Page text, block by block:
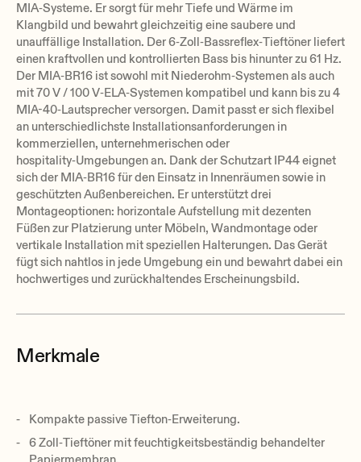
MIA‑Systeme. Er sorgt für mehr Tiefe und Wärme im
Klangbild und bewahrt gleichzeitig eine saubere und
unauffällige Installation. Der 6‑Zoll‑Bassreflex‑Tieftöner liefert
einen kraftvollen und kontrollierten Bass bis hinunter zu 61 Hz.
Der MIA‑BR16 ist sowohl mit Niederohm‑Systemen als auch
mit 70 V / 100 V‑ELA‑Systemen kompatibel und kann bis zu 4
MIA-40‑Lautsprecher versorgen. Damit passt er sich flexibel
an unterschiedlichste Installationsanforderungen in
kommerziellen, unternehmerischen oder
hospitality‑Umgebungen an. Dank der Schutzart IP44 eignet
sich der MIA‑BR16 für den Einsatz in Innenräumen sowie in
geschützten Außenbereichen. Er unterstützt drei
Montageoptionen: horizontale Aufstellung mit dezenten
Füßen zur Platzierung unter Möbeln, Wandmontage oder
vertikale Installation mit speziellen Halterungen. Das Gerät
fügt sich nahtlos in jede Umgebung ein und bewahrt dabei ein
hochwertiges und zurückhaltendes Erscheinungsbild.
Merkmale
Kompakte passive Tiefton‑Erweiterung.
6 Zoll‑Tieftöner mit feuchtigkeitsbeständig behandelter